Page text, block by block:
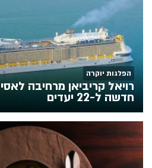
הפלגות יוקרה
רויאל קריביאן מרחיבה
חדשה ל-22 יעדים